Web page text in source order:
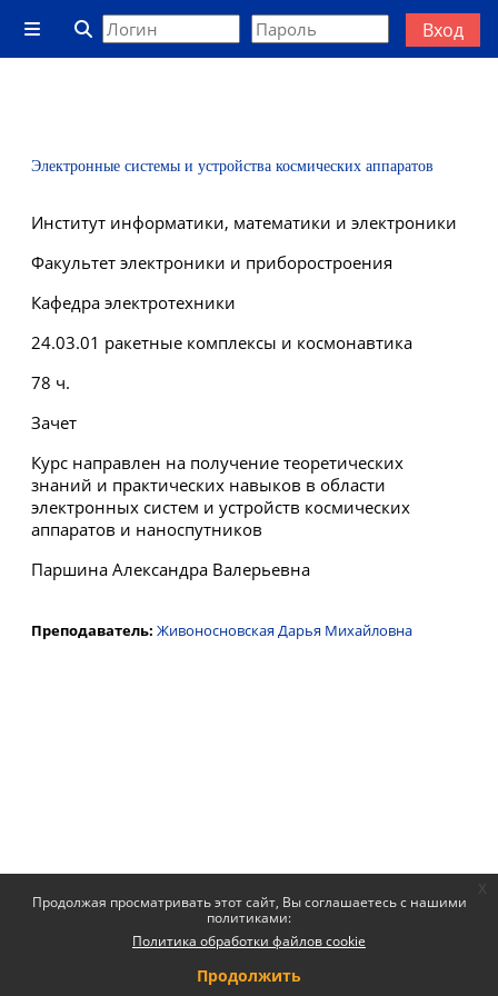
Перейти к основному содержанию
Продолжая просматривать этот сайт, Вы соглашаетесь с нашими
политиками:
Политика обработки файлов cookie
Продолжить
Боковая панель
Изменить данные поисковой строки
Вход
Электронные системы и устройства космических аппаратов
Институт информатики, математики и электроники
Факультет электроники и приборостроения
Кафедра электротехники
24.03.01 ракетные комплексы и космонавтика
78 ч.
Зачет
Курс направлен на получение теоретических
знаний и практических навыков в области
электронных систем и устройств космических
аппаратов и наноспутников
Паршина Александра Валерьевна
Преподаватель: Живоносновская Дарья Михайловна